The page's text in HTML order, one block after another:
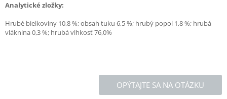
Analytické zložky:
Hrubé bielkoviny 10,8 %; obsah tuku 6,5 %; hrubý popol 1,8 %; hrubá
vláknina 0,3 %; hrubá vlhkosť 76,0%
OPÝTAJTE SA NA OTÁZKU